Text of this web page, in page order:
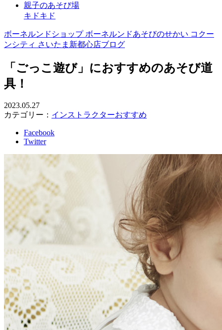
親子のあそび場
キドキド
ボーネルンドショップ ボーネルンドあそびのせかい コクー
ンシティ さいたま新都心店ブログ
「ごっこ遊び」におすすめのあそび道
具！
2023.05.27
カテゴリー： インストラクターおすすめ
Facebook
Twitter